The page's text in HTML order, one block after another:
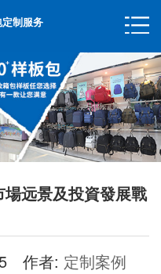
制服务
远景及投資發展戰
作者: 定制案例